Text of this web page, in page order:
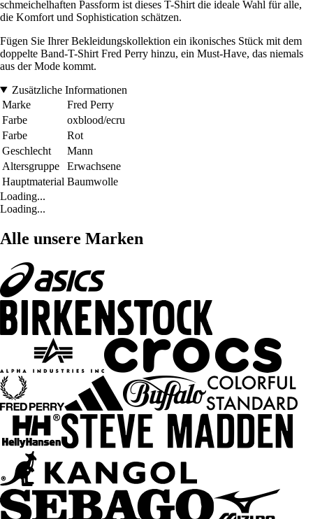
schmeichelhaften Passform ist dieses T-Shirt die ideale Wahl für alle,
die Komfort und Sophistication schätzen.
Fügen Sie Ihrer Bekleidungskollektion ein ikonisches Stück mit dem
doppelte Band-T-Shirt Fred Perry hinzu, ein Must-Have, das niemals
aus der Mode kommt.
Zusätzliche Informationen
Marke
Fred Perry
Farbe
oxblood/ecru
Farbe
Rot
Geschlecht
Mann
Altersgruppe
Erwachsene
Hauptmaterial Baumwolle
Loading...
Loading...
Alle unsere Marken